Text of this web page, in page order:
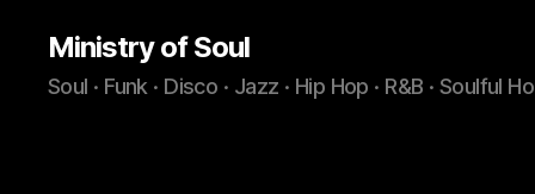
Ministry of Soul
Soul · Funk · Disco · Jazz · Hip Hop · R&B · Soulful